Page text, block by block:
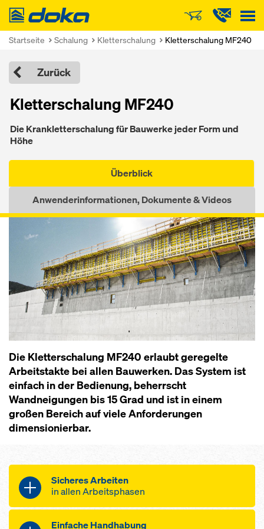
Doka
Startseite Schalung Kletterschalung Kletterschalung MF240
Zurück
Kletterschalung MF240
Die Krankletter­schalung für Bau­wer­ke je­der Form und
Höhe
Überblick
Anwenderinformationen, Dokumente & Videos
Die Kletterschalung MF240 erlaubt geregelte
Arbeitstakte bei allen Bauwerken. Das System ist
einfach in der Bedienung, beherrscht
Wandneigungen bis 15 Grad und ist in einem
großen Bereich auf viele Anforderungen
dimensionierbar.
Sicheres Arbeiten
in allen Arbeitsphasen
sicheres Arbeiten durch rundum
Einfache Handhabung